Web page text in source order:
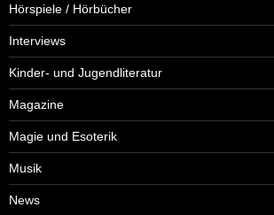
Hörspiele / Hörbücher
Interviews
Kinder- und Jugendliteratur
Magazine
Magie und Esoterik
Musik
News